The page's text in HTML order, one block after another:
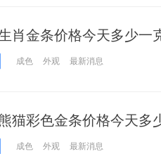
肖金条价格今天多少一
成色 外观 最新消息
猫彩色金条价格今天多
成色 外观 最新消息